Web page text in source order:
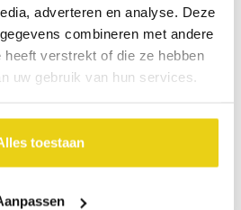
adverteren en analyse. Deze
combineren met andere
heeft verstrekt of die ze hebben
uw gebruik van hun services.
toestaan